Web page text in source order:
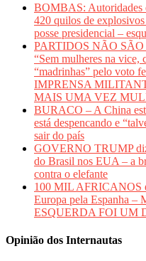
BOMBAS: Autoridades
420 quilos de
posse presidencial –
PARTIDOS NÃO
“Sem mulheres na vice,
“madrinhas” pelo voto
IMPRENSA
MAIS UMA VEZ
BURACO – A China
está despencando e
sair do país
GOVERNO TRUMP
do Brasil nos EUA – a
contra o elefante
100 MIL AFRICANOS
Europa pela Espanha
ESQUERDA FOI UM
Opinião dos Internautas